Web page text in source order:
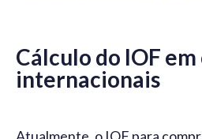
Cálculo do IOF
internacionais